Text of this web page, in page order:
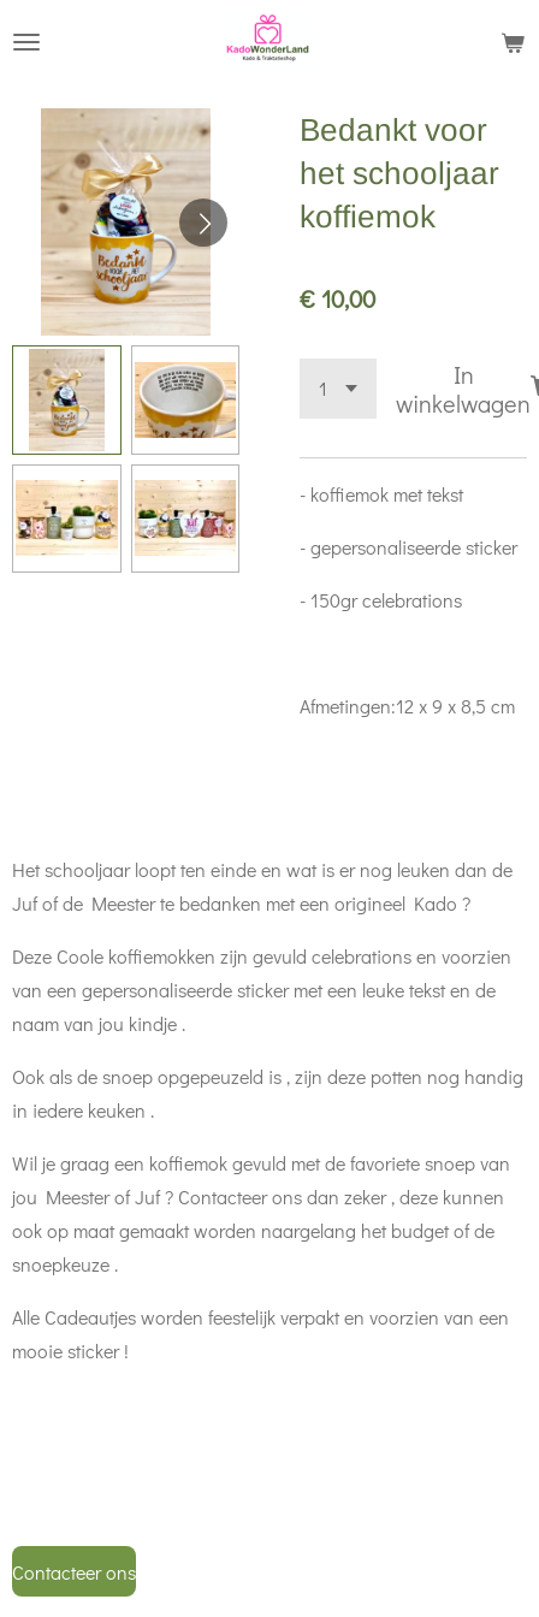
hoofdinhoud
Bedankt voor
het schooljaar
koffiemok
€ 10,00
In
winkelwagen
- koffiemok met tekst
- gepersonaliseerde sticker
- 150gr celebrations
Afmetingen:12 x 9 x 8,5 cm
Het schooljaar loopt ten einde en wat is er nog leuken dan de
Juf of de Meester te bedanken met een origineel Kado ?
Deze Coole koffiemokken zijn gevuld celebrations en voorzien
van een gepersonaliseerde sticker met een leuke tekst en de
naam van jou kindje .
Ook als de snoep opgepeuzeld is , zijn deze potten nog handig
in iedere keuken .
Wil je graag een koffiemok gevuld met de favoriete snoep van
jou Meester of Juf ? Contacteer ons dan zeker , deze kunnen
ook op maat gemaakt worden naargelang het budget of de
snoepkeuze .
Alle Cadeautjes worden feestelijk verpakt en voorzien van een
mooie sticker !
Contacteer ons